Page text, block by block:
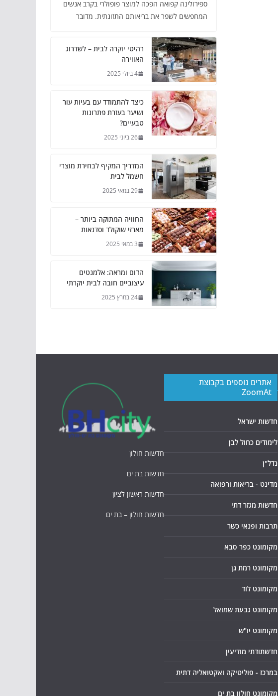
ספירולינה קפואה הפכה למוצר פופולרי בקרב אנשים
המחפשים לשפר את בריאותם התזונתית. מדובר
רהיטי יוקרה לבית – לשדרוג
האווירה
4 ביולי 2025
כיצד להתמודד עם בעיות עור
ושיער בעזרת פתרונות
טבעיים?
26 ביוני 2025
המדריך המקיף לבחירת מוצרי
חשמל לבית
29 במאי 2025
החוויה המתוקה ביותר –
מארזי שוקולד וסדנאות
3 במאי 2025
הדום ומראה: אלמנטים
עיצוביים חובה לבית יוקרתי
24 במרץ 2025
אתרים נוספים בקבוצת
ZoomAt
חדשות ישראל
לימודים כחול לבן
נדל"ן
מדינט - בריאות ורפואה
חדשות מגזר דתי
תרבות ופנאי כשר
מקומונט כפר סבא
מקומונט רמת גן
מקומונט לוד
מקומונט גבעת שמואל
מקומונט יו"ש
חדשתודתי מודיעין
במרכז - פוליטיקה ואקטואליה דתית
מקומונט חולון בת ים
חדשות חולון
חדשות בת ים
חדשות ראשון לציון
חדשות חולון – בת ים